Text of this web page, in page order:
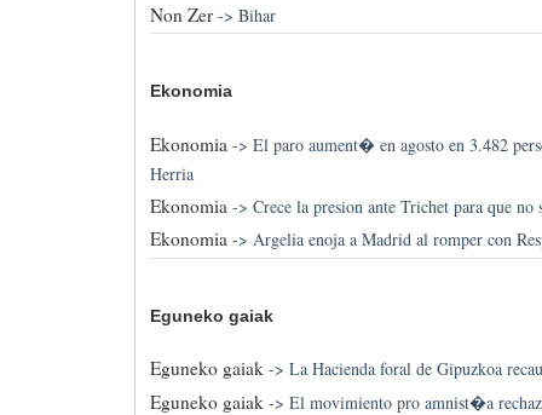
Non Zer-> Bihar
Ekonomia
Ekonomia -> El paro aument� en agosto en 3.482
Herria
Ekonomia-> Crece la presion ante Trichet para que no
Ekonomia-> Argelia enoja a Madrid al romper con
Eguneko gaiak
Eguneko gaiak-> La Hacienda foral de Gipuzkoa
Eguneko gaiak -> El movimiento pro amnist�a